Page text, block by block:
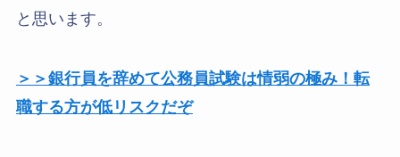
と思います。
＞＞銀行員を辞めて公務員試験は情弱の極み！転
職する方が低リスクだぞ